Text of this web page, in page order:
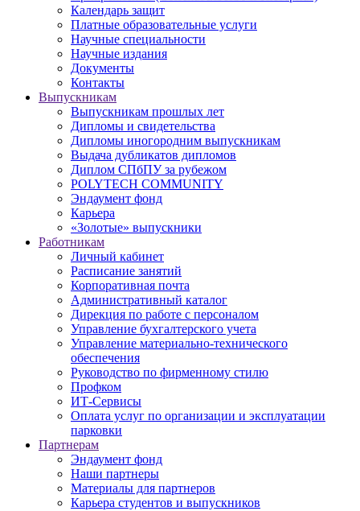
Календарь защит
Платные образовательные услуги
Научные специальности
Научные издания
Документы
Контакты
Выпускникам
Выпускникам прошлых лет
Дипломы и свидетельства
Дипломы иногородним выпускникам
Выдача дубликатов дипломов
Диплом СПбПУ за рубежом
POLYTECH COMMUNITY
Эндаумент фонд
Карьера
«Золотые» выпускники
Работникам
Личный кабинет
Расписание занятий
Корпоративная почта
Административный каталог
Дирекция по работе с персоналом
Управление бухгалтерского учета
Управление материально-технического
обеспечения
Руководство по фирменному стилю
Профком
ИТ-Сервисы
Оплата услуг по организации и эксплуатации
парковки
Партнерам
Эндаумент фонд
Наши партнеры
Материалы для партнеров
Карьера студентов и выпускников